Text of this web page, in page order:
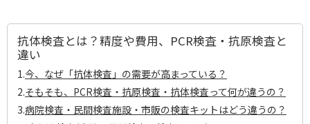
抗体検査とは？精度や費用、PCR検査・抗原検査と
違い
1.今、なぜ「抗体検査」の需要が高まっている？
2.そもそも、PCR検査・抗原検査・抗体検査って何が違うの？
3.病院検査・民間検査施設・市販の検査キットはどう違うの？